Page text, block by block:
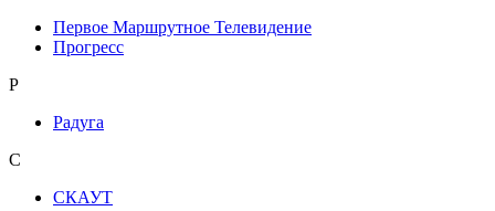
Первое Маршрутное Телевидение
Прогресс
Р
Радуга
С
СКАУТ